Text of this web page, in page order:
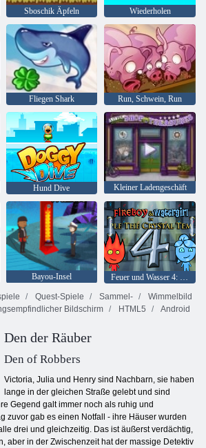
Sboschik Äpfeln Wiederholen
Fliegen Shark Run, Schwein, Run
Hund Dive Kleiner Ladengeschäft
Bayou-Insel
Feuer und Wasser 4: Kristalltempel
Quest-Spiele Sammel-
Wimmelbild
Bildschirm HTML5 Android
Den der Räuber
Den of Robbers
Victoria, Julia und Henry sind Nachbarn, sie haben
lange in der gleichen Straße gelebt und sind
Gegend galt immer noch als ruhig und
zuvor gab es einen Notfall - ihre Häuser wurden
drei und gleichzeitig. Das ist äußerst verdächtig,
aber in der Zwischenzeit hat der massige Detektiv